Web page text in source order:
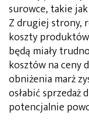
surowce, takie
Z drugiej strony,
koszty
będą miały
kosztów na ceny
obniżenia marż
osłabić sprzedaż
potencjalnie